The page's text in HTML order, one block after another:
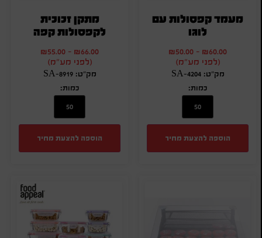
מעמד קפסולות עם
לוגו
₪60.00
-
₪50.00
(לפני מע"מ)
מק"ט: SA-4204
כמות:
הוספה להצעת מחיר
מתקן זכוכית
לקפסולות קפה
₪66.00
-
₪55.00
(לפני מע"מ)
מק"ט: SA-8919
כמות:
הוספה להצעת מחיר